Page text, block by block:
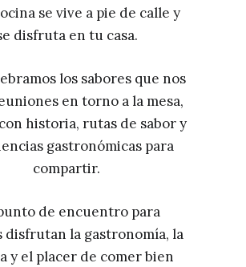
se vive a pie de calle y
disfruta en tu casa.
los sabores que nos
en torno a la mesa,
historia, rutas de sabor y
gastronómicas para
compartir.
de encuentro para
disfrutan la gastronomía, la
y el placer de comer bien